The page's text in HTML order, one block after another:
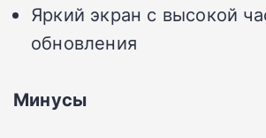
Яркий экран с высокой
обновления
Минусы